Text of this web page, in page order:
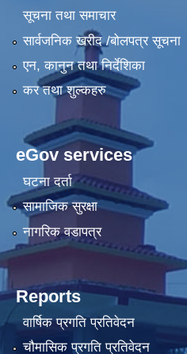
सूचना तथा समाचार
सार्वजनिक खरीद /बोलपत्र सूचना
एन, कानुन तथा निर्देशिका
कर तथा शुल्कहरु
eGov services
घटना दर्ता
सामाजिक सुरक्षा
नागरिक वडापत्र
Reports
वार्षिक प्रगति प्रतिवेदन
चौमासिक प्रगति प्रतिवेदन